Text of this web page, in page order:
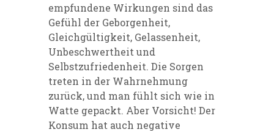
empfundene Wirkungen sind das
Gefühl der Geborgenheit,
Gleichgültigkeit, Gelassenheit,
Unbeschwertheit und
Selbstzufriedenheit. Die Sorgen
treten in der Wahrnehmung
zurück, und man fühlt sich wie in
Watte gepackt. Aber Vorsicht! Der
Konsum hat auch negative